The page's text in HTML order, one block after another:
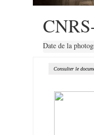
Date de la
Consulter le